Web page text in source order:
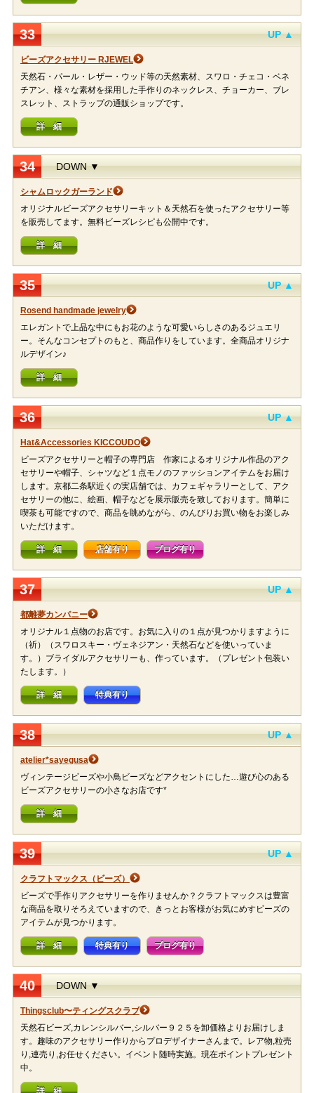
33 UP ▲
ビーズアクセサリー RJEWEL
天然石・パール・レザー・ウッド等の天然素材、スワロ・チェコ・ベネ
チアン、様々な素材を採用した手作りのネックレス、チョーカー、ブレ
スレット、ストラップの通販ショップです。
詳 細
34 DOWN ▼
シャムロックガーランド
オリジナルビーズアクセサリーキット＆天然石を使ったアクセサリー等
を販売してます。無料ビーズレシピも公開中です。
詳 細
35 UP ▲
Rosend handmade jewelry
エレガントで上品な中にもお花のような可愛いらしさのあるジュエリ
ー。そんなコンセプトのもと、商品作りをしています。全商品オリジナ
ルデザイン♪
詳 細
36 UP ▲
Hat&Accessories KICCOUDO
ビーズアクセサリーと帽子の専門店 作家によるオリジナル作品のアク
セサリーや帽子、シャツなど１点モノのファッションアイテムをお届け
します。京都二条駅近くの実店舗では、カフェギャラリーとして、アク
セサリーの他に、絵画、帽子などを展示販売を致しております。簡単に
喫茶も可能ですので、商品を眺めながら、のんびりお買い物をお楽しみ
いただけます。
詳 細 店舗有り ブログ有り
37 UP ▲
都離夢カンパニー
オリジナル１点物のお店です。お気に入りの１点が見つかりますように
（祈）（スワロスキー・ヴェネジアン・天然石などを使いっていま
す。）ブライダルアクセサリーも、作っています。（プレゼント包装い
たします。）
詳 細 特典有り
38 UP ▲
atelier*sayegusa
ヴィンテージビーズや小鳥ビーズなどアクセントにした…遊び心のある
ビーズアクセサリーの小さなお店です*
詳 細
39 UP ▲
クラフトマックス（ビーズ）
ビーズで手作りアクセサリーを作りませんか？クラフトマックスは豊富
な商品を取りそろえていますので、きっとお客様がお気にめすビーズの
アイテムが見つかります。
詳 細 特典有り ブログ有り
40 DOWN ▼
Thingsclub〜ティングスクラブ
天然石ビーズ,カレンシルバー,シルバー９２５を卸価格よりお届けしま
す。趣味のアクセサリー作りからプロデザイナーさんまで。レア物,粒売
り,連売り,お任せください。イベント随時実施。現在ポイントプレゼント
中。
詳 細